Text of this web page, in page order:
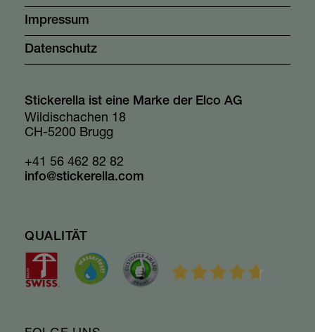
Impressum
Datenschutz
Stickerella ist eine Marke der Elco AG
Wildischachen 18
CH-5200 Brugg
+41 56 462 82 82
info@stickerella.com
QUALITÄT